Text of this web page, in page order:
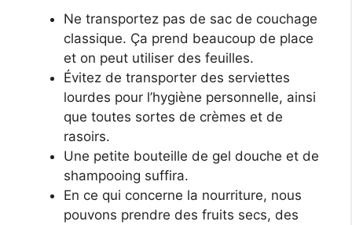
Ne transportez pas de sac de couchage
classique. Ça prend beaucoup de place
et on peut utiliser des feuilles.
Évitez de transporter des serviettes
lourdes pour l’hygiène personnelle, ainsi
que toutes sortes de crèmes et de
rasoirs.
Une petite bouteille de gel douche et de
shampooing suffira.
En ce qui concerne la nourriture, nous
pouvons prendre des fruits secs, des